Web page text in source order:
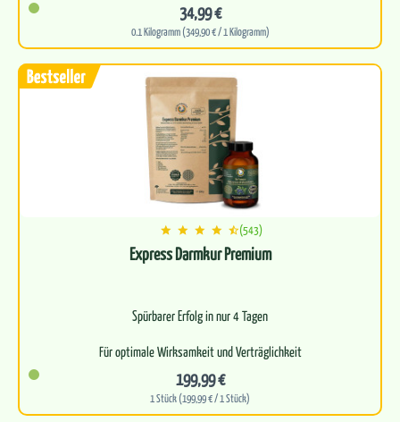
34,99 €
0.1 Kilogramm (349,90 € / 1 Kilogramm)
(543)
Express Darmkur Premium
Spürbarer Erfolg in nur 4 Tagen
Für optimale Wirksamkeit und Verträglichkeit
Bioverfügbarkeit für eine effektive Wirkung
199,99 €
1 Stück (199,99 € / 1 Stück)